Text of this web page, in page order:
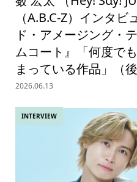
（A.B.C-Z）インタ
ド・アメージング・
ムコート』「何度で
まっている作品」（後
2026.06.13
INTERVIEW